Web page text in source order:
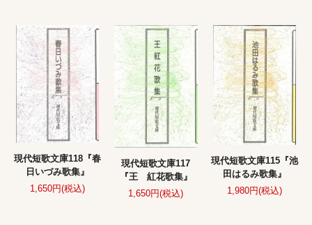
現代短歌文庫118『春
日いづみ歌集』
1,650円(税込)
現代短歌文庫117
『王 紅花歌集』
1,650円(税込)
現代短歌文庫115『池
田はるみ歌集』
1,980円(税込)